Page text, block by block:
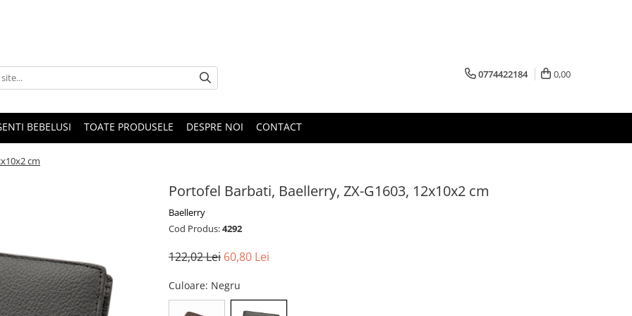
0774422184 0,00
BEBELUSI TOATE PRODUSELE DESPRE NOI CONTACT
cm
Portofel Barbati, Baellerry, ZX-G1603, 12x10x2 cm
Baellerry
Cod Produs:4292
122,02 Lei 60,80 Lei
Culoare: Negru